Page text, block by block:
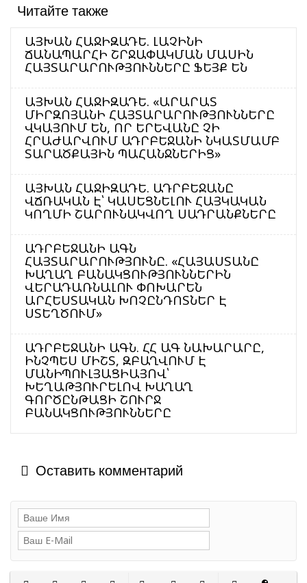
Читайте также
ԱՅԽԱՆ ՀԱՋԻԶԱԴԵ. ԼԱՉԻՆԻ
ՃԱՆԱՊԱՐՀԻ ՇՐՋԱՓԱԿՄԱՆ ՄԱՍԻՆ
ՀԱՅՏԱՐԱՐՈՒԹՅՈՒՆՆԵՐԸ ՖԵՅՔ ԵՆ
ԱՅԽԱՆ ՀԱՋԻԶԱԴԵ. «ԱՐԱՐԱՏ
ՄԻՐԶՈՅԱՆԻ ՀԱՅՏԱՐԱՐՈՒԹՅՈՒՆՆԵՐԸ
ՎԿԱՅՈՒՄ ԵՆ, ՈՐ ԵՐԵՎԱՆԸ ՉԻ
ՀՐԱԺԱՐՎՈՒՄ ԱԴՐԲԵՋԱՆԻ ՆԿԱՏՄԱՄԲ
ՏԱՐԱԾՔԱՅԻՆ ՊԱՀԱՆՋՆԵՐԻՑ»
ԱՅԽԱՆ ՀԱՋԻԶԱԴԵ. ԱԴՐԲԵՋԱՆԸ
ՎՃՌԱԿԱՆ Է՝ ԿԱՍԵՑՆԵԼՈՒ ՀԱՅԿԱԿԱՆ
ԿՈՂՄԻ ՇԱՐՈՒՆԱԿՎՈՂ ՍԱԴՐԱՆՔՆԵՐԸ
ԱԴՐԲԵՋԱՆԻ ԱԳՆ
ՀԱՅՏԱՐԱՐՈՒԹՅՈՒՆԸ. «ՀԱՅԱՍՏԱՆԸ
ԽԱՂԱՂ ԲԱՆԱԿՑՈՒԹՅՈՒՆՆԵՐԻՆ
ՎԵՐԱԴԱՌՆԱԼՈՒ ՓՈԽԱՐԵՆ
ԱՐՀԵՍՏԱԿԱՆ ԽՈՉԸՆԴՈՏՆԵՐ Է
ՍՏԵՂԾՈՒՄ»
ԱԴՐԲԵՋԱՆԻ ԱԳՆ. ՀՀ ԱԳ ՆԱԽԱՐԱՐԸ,
ԻՆՉՊԵՍ ՄԻՇՏ, ԶԲԱՂՎՈՒՄ Է
ՄԱՆԻՊՈՒԼՅԱՑԻԱՅՈՎ՝
ԽԵՂԱԹՅՈՒՐԵԼՈՎ ԽԱՂԱՂ
ԳՈՐԾԸՆԹԱՑԻ ՇՈՒՐՋ
ԲԱՆԱԿՑՈՒԹՅՈՒՆՆԵՐԸ
Оставить комментарий